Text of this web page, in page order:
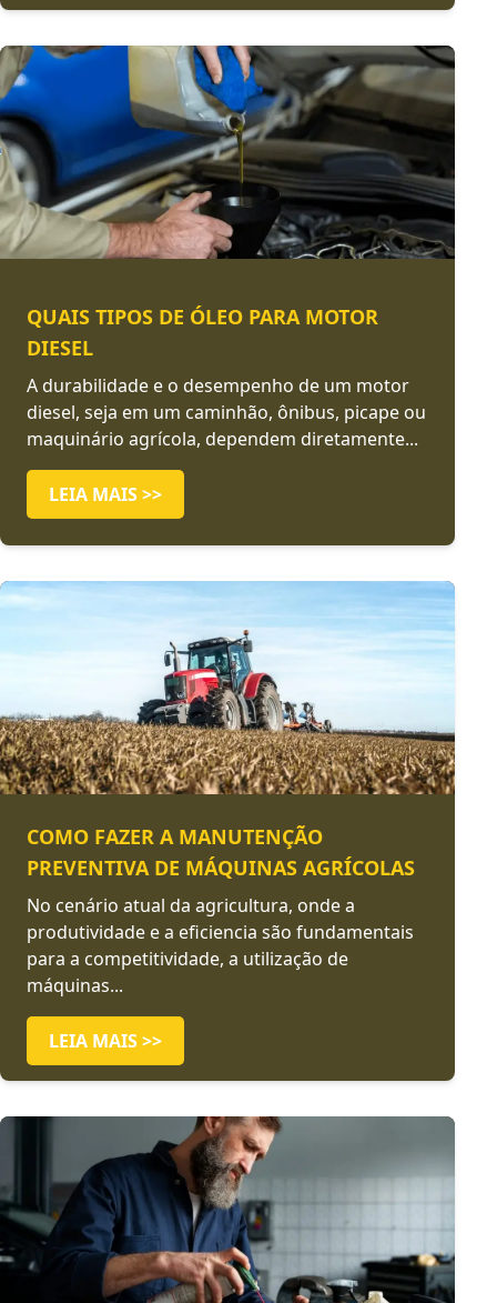
QUAIS TIPOS DE ÓLEO PARA MOTOR
DIESEL
A durabilidade e o desempenho de um motor
diesel, seja em um caminhão, ônibus, picape ou
maquinário agrícola, dependem diretamente...
LEIA MAIS >>
COMO FAZER A MANUTENÇÃO
PREVENTIVA DE MÁQUINAS AGRÍCOLAS
No cenário atual da agricultura, onde a
produtividade e a eficiencia são fundamentais
para a competitividade, a utilização de
máquinas...
LEIA MAIS >>